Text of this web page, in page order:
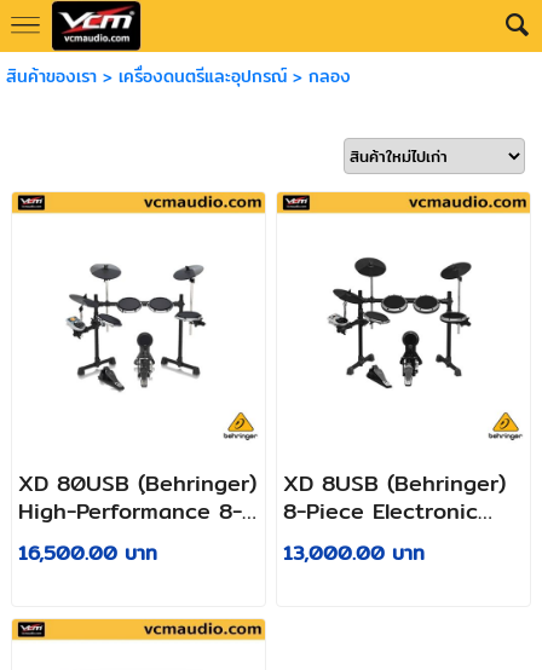
สินค้าของเรา> เครื่องดนตรีและอุปกรณ์> กลอง
XD 80USB (ฺBehringer)
High-Performance 8-
Piece Electronic Drum
Set with 175 Sounds,
Display and USB/MIDI
Interface
16,500.00 บาท
XD 8USB (Behringer)
8-Piece Electronic
Drum Set with 123
Sounds, 15 Drum Sets
13,000.00 บาท